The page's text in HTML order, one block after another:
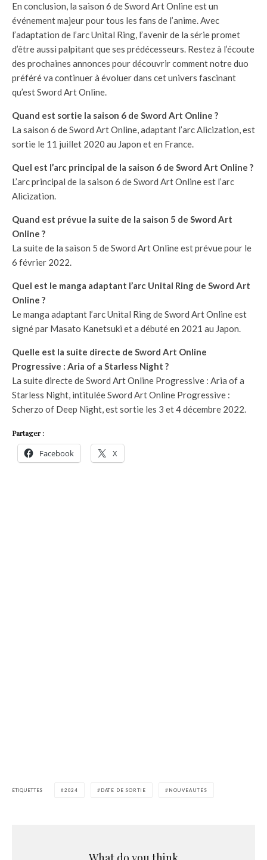
En conclusion, la saison 6 de Sword Art Online est un
événement majeur pour tous les fans de l’anime. Avec
l’adaptation de l’arc Unital Ring, l’avenir de la série promet
d’être aussi palpitant que ses prédécesseurs. Restez à l’écoute
des prochaines annonces pour découvrir comment notre duo
préféré va continuer à évoluer dans cet univers fascinant
qu’est Sword Art Online.
Quand est sortie la saison 6 de Sword Art Online ?
La saison 6 de Sword Art Online, adaptant l’arc Alicization, est
sortie le 11 juillet 2020 au Japon et en France.
Quel est l’arc principal de la saison 6 de Sword Art Online ?
L’arc principal de la saison 6 de Sword Art Online est l’arc
Alicization.
Quand est prévue la suite de la saison 5 de Sword Art
Online ?
La suite de la saison 5 de Sword Art Online est prévue pour le
6 février 2022.
Quel est le manga adaptant l’arc Unital Ring de Sword Art
Online ?
Le manga adaptant l’arc Unital Ring de Sword Art Online est
signé par Masato Kanetsuki et a débuté en 2021 au Japon.
Quelle est la suite directe de Sword Art Online
Progressive : Aria of a Starless Night ?
La suite directe de Sword Art Online Progressive : Aria of a
Starless Night, intitulée Sword Art Online Progressive :
Scherzo of Deep Night, est sortie les 3 et 4 décembre 2022.
Partager :
Facebook X
ÉTIQUETTES 2024 DATE DE SORTIE NOUVEAUTÉS